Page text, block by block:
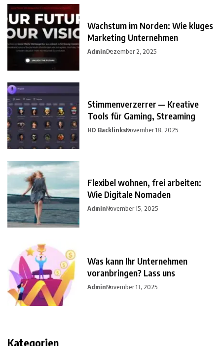
Wachstum im Norden: Wie kluges
Marketing Unternehmen
AdminDezember 2, 2025
Stimmenverzerrer — Kreative
Tools für Gaming, Streaming
HD BacklinksNovember 18, 2025
Flexibel wohnen, frei arbeiten:
Wie Digitale Nomaden
AdminNovember 15, 2025
Was kann Ihr Unternehmen
voranbringen? Lass uns
AdminNovember 13, 2025
Kategorien